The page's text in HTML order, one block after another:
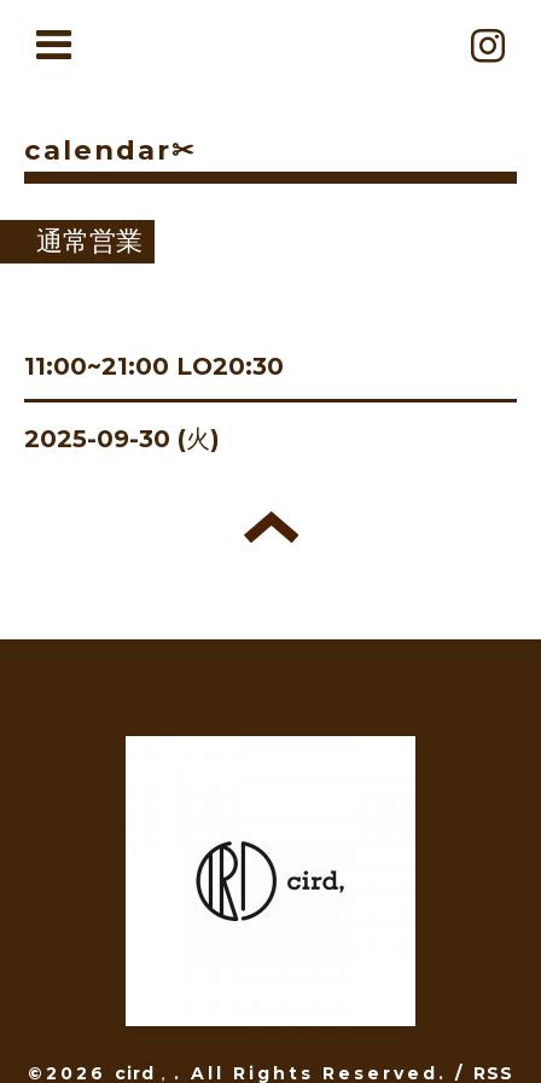
calendar✂︎
通常営業
11:00~21:00 LO20:30
2025-09-30 (火)
©2026 cird， . All Rights Reserved. / RSS